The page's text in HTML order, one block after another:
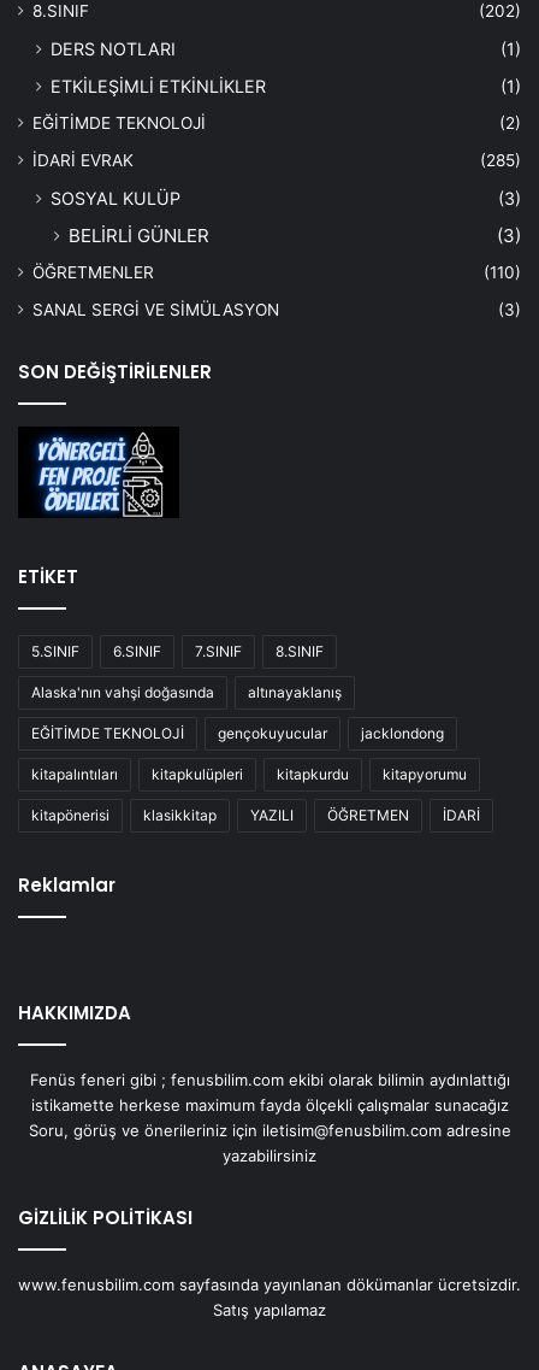
8.SINIF
(202)
DERS NOTLARI
(1)
ETKİLEŞİMLİ ETKİNLİKLER
(1)
EĞİTİMDE TEKNOLOJİ
(2)
İDARİ EVRAK
(285)
SOSYAL KULÜP (3)
BELİRLİ GÜNLER (3)
ÖĞRETMENLER
(110)
SANAL SERGİ VE SİMÜLASYON
(3)
SON DEĞİŞTİRİLENLER
ETİKET
5.SINIF 6.SINIF 7.SINIF 8.SINIF
Alaska'nın vahşi doğasında altınayaklanış
EĞİTİMDE TEKNOLOJİ gençokuyucular jacklondong
kitapalıntıları kitapkulüpleri kitapkurdu kitapyorumu
kitapönerisi klasikkitap YAZILI ÖĞRETMEN İDARİ
Reklamlar
HAKKIMIZDA
Fenüs feneri gibi ; fenusbilim.com ekibi olarak bilimin aydınlattığı
istikamette herkese maximum fayda ölçekli çalışmalar sunacağız
Soru, görüş ve önerileriniz için iletisim@fenusbilim.com adresine
yazabilirsiniz
GİZLİLİK POLİTİKASI
www.fenusbilim.com sayfasında yayınlanan dökümanlar ücretsizdir.
Satış yapılamaz